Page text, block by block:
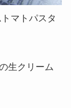
マトパスタ
生クリーム